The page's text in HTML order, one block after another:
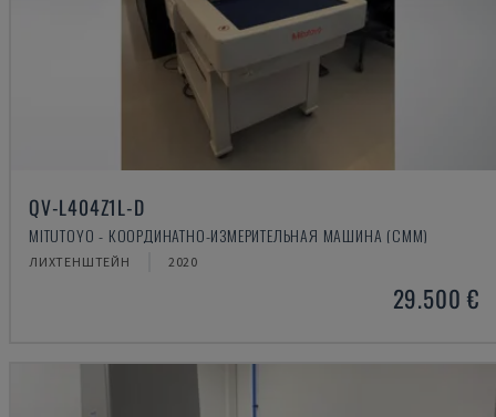
QV-L404Z1L-D
MITUTOYO - КООРДИНАТНО-ИЗМЕРИТЕЛЬНАЯ МАШИНА (CMM)
ЛИХТЕНШТЕЙН 2020
29.500 €